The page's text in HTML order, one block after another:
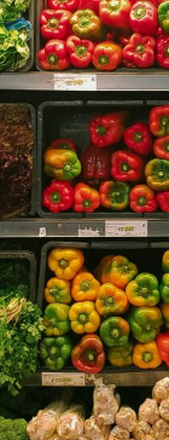
чтобы узнать
Спасибо за
с нашим
Спасибо за
Спасибо за